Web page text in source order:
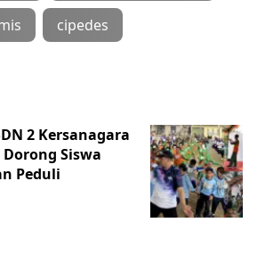
cipedes
2 Kersanagara
Siswa
Peduli